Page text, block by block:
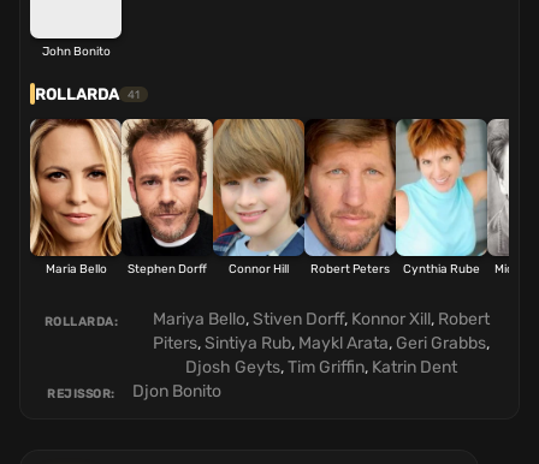
John Bonito
ROLLARDA 41
Maria Bello Stephen Dorff Connor Hill Robert Peters Cynthia Rube
ROLLARDA: Mariya Bello,Stiven Dorff, Konnor Xill, Robert
Piters,Sintiya Rub, Maykl Arata, Geri Grabbs,
Djosh Geyts,Tim Griffin, Katrin Dent
REJISSOR: Djon Bonito